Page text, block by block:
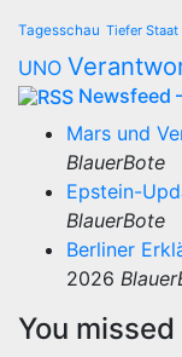
Tagesschau Tiefer Staat
UNO
Newsfeed
Mars und
BlauerBote
Epstein-
BlauerBote
Berliner
2026
You missed